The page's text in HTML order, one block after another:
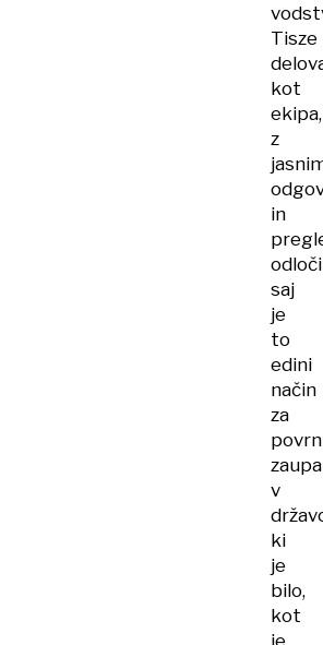
Tisze
kot
ekipa,
z
in
saj
je
to
edini
način
za
v
ki
je
bilo,
kot
je